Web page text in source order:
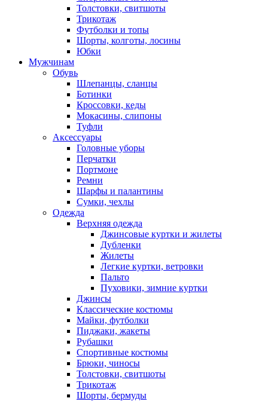
Толстовки, свитшоты
Трикотаж
Футболки и топы
Шорты, колготы, лосины
Юбки
Мужчинам
Обувь
Шлепанцы, сланцы
Ботинки
Кроссовки, кеды
Мокасины, слипоны
Туфли
Аксессуары
Головные уборы
Перчатки
Портмоне
Ремни
Шарфы и палантины
Сумки, чехлы
Одежда
Верхняя одежда
Джинсовые куртки и жилеты
Дубленки
Жилеты
Легкие куртки, ветровки
Пальто
Пуховики, зимние куртки
Джинсы
Классические костюмы
Майки, футболки
Пиджаки, жакеты
Рубашки
Спортивные костюмы
Брюки, чиносы
Толстовки, свитшоты
Трикотаж
Шорты, бермуды